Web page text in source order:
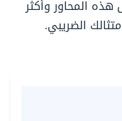
هذه المحاور وأكثر
الضريبي.